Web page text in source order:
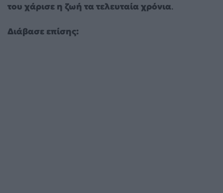
του χάρισε η ζωή τα τελευταία χρόνια.
Διάβασε επίσης: